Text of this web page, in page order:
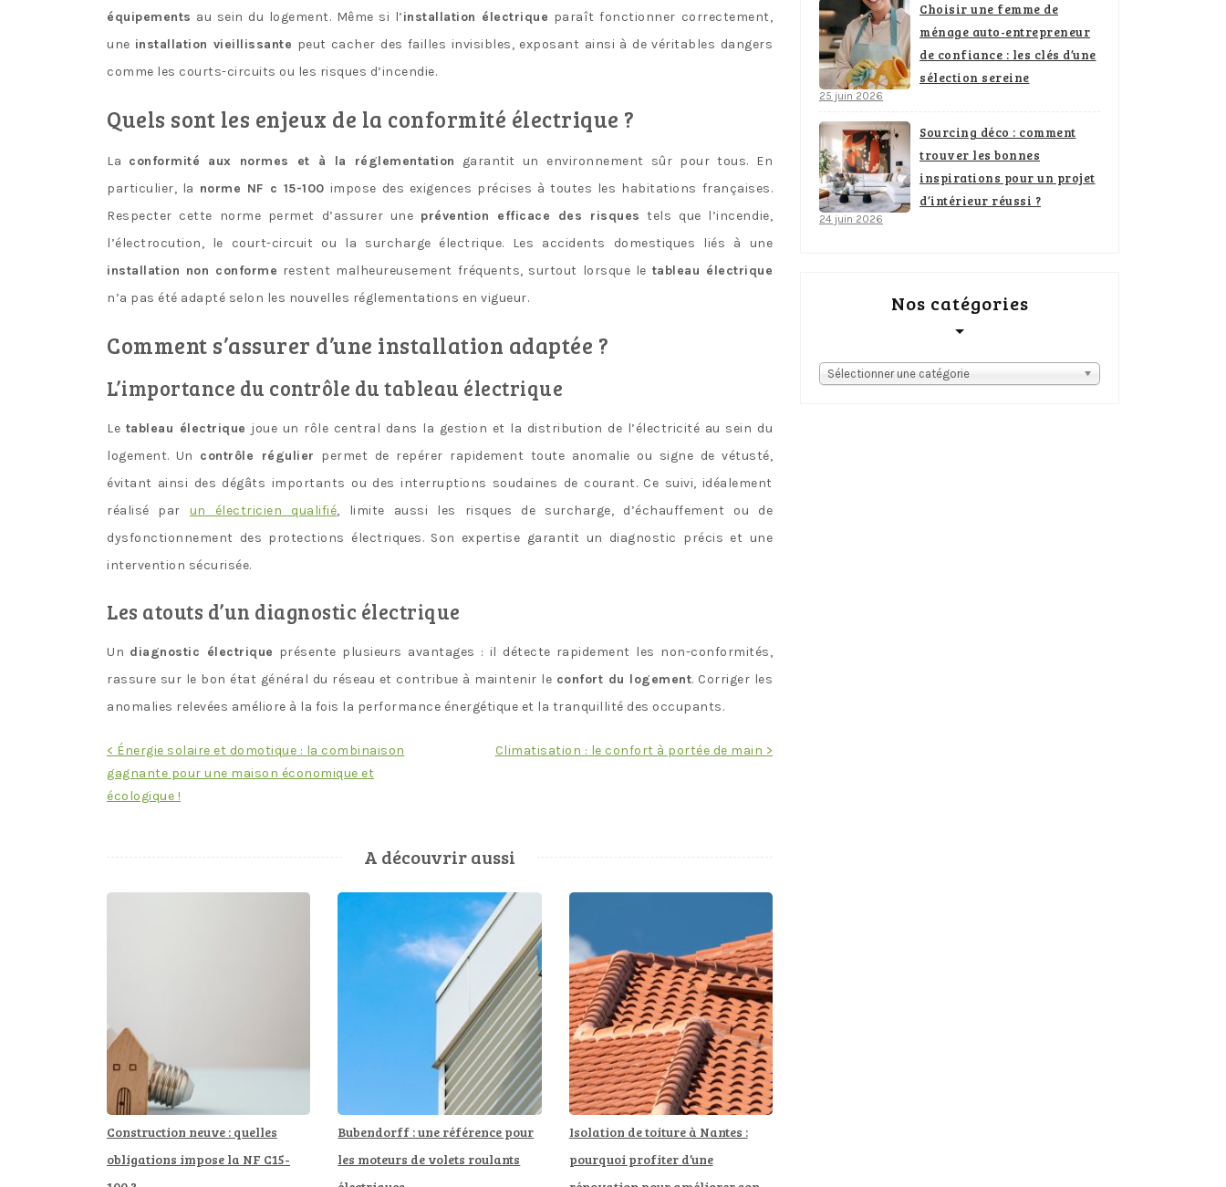
équipements au sein du logement. Même si l’installation électrique paraît fonctionner correctement,
une installation vieillissante peut cacher des failles invisibles, exposant ainsi à de véritables dangers
comme les courts-circuits ou les risques d’incendie.
Quels sont les enjeux de la conformité électrique ?
La conformité aux normes et à la réglementation
garantit un environnement sûr pour tous. En
particulier, la norme NF c 15-100 impose des exigences précises à toutes les habitations françaises.
Respecter cette norme permet d’assurer une prévention efficace des risques tels que l’incendie,
l’électrocution, le court-circuit ou la surcharge électrique. Les accidents domestiques liés à une
installation non conforme restent malheureusement fréquents, surtout lorsque le tableau électrique
n’a pas été adapté selon les nouvelles réglementations en vigueur.
Comment s’assurer d’une installation adaptée ?
L’importance du contrôle du tableau électrique
Le tableau électrique joue un rôle central dans la gestion et la distribution de l’électricité au sein du
logement. Un contrôle régulier permet de repérer rapidement toute anomalie ou signe de vétusté,
évitant ainsi des dégâts importants ou des interruptions soudaines de courant. Ce suivi, idéalement
réalisé par un électricien qualifié, limite aussi les risques de surcharge, d’échauffement ou de
dysfonctionnement des protections électriques. Son expertise garantit un diagnostic précis et une
intervention sécurisée.
Les atouts d’un diagnostic électrique
Un diagnostic électrique présente plusieurs avantages : il détecte rapidement les non-conformités,
rassure sur le bon état général du réseau et contribue à maintenir le confort du logement. Corriger les
anomalies relevées améliore à la fois la performance énergétique et la tranquillité des occupants.
Navigation
de
l’article
< Énergie solaire et domotique : la combinaison
gagnante pour une maison économique et
écologique !
Climatisation : le confort à portée de main >
A découvrir aussi
Construction neuve : quelles
obligations impose la NF C15-
Bubendorff : une référence pour
les moteurs de volets roulants
Isolation de toiture à Nantes :
pourquoi profiter d’une
Choisir une femme de
ménage auto-entrepreneur
de confiance : les clés d’une
sélection sereine
25 juin 2026
Sourcing déco : comment
trouver les bonnes
inspirations pour un projet
d’intérieur réussi ?
24 juin 2026
Nos catégories
Sélectionner une catégorie